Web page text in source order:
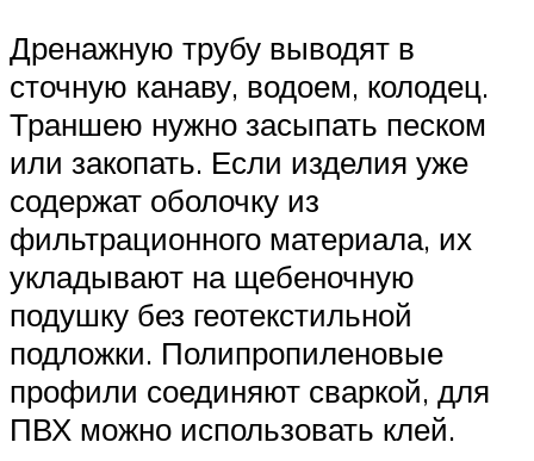
Дренажную трубу выводят в
сточную канаву, водоем, колодец.
Траншею нужно засыпать песком
или закопать. Если изделия уже
содержат оболочку из
фильтрационного материала, их
укладывают на щебеночную
подушку без геотекстильной
подложки. Полипропиленовые
профили соединяют сваркой, для
ПВХ можно использовать клей.